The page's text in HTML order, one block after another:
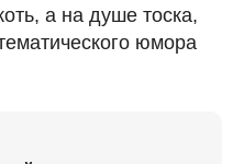
а на душе тоска,
юмора